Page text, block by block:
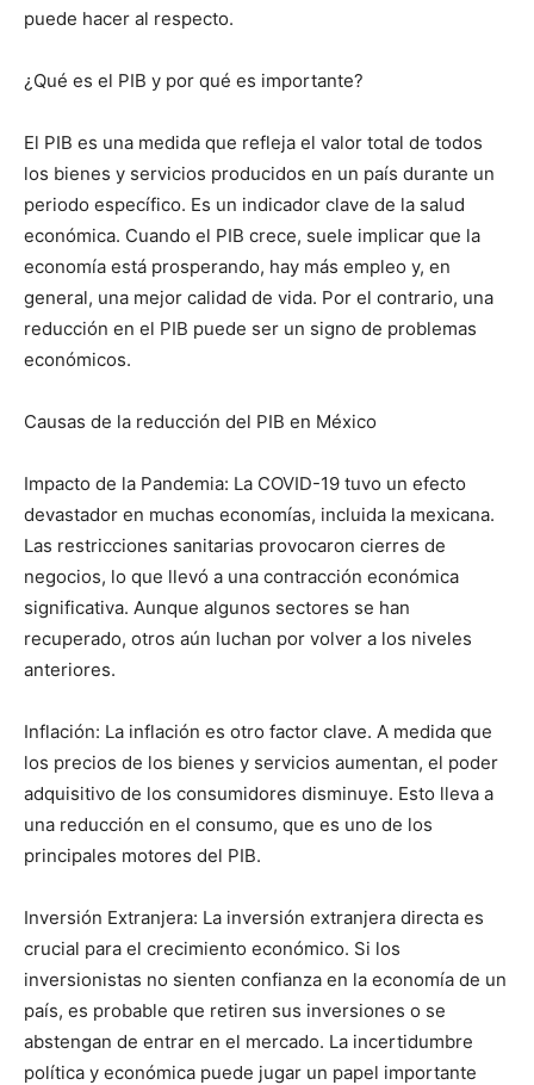
puede hacer al respecto.
¿Qué es el PIB y por qué es importante?
El PIB es una medida que refleja el valor total de todos
los bienes y servicios producidos en un país durante un
periodo específico. Es un indicador clave de la salud
económica. Cuando el PIB crece, suele implicar que la
economía está prosperando, hay más empleo y, en
general, una mejor calidad de vida. Por el contrario, una
reducción en el PIB puede ser un signo de problemas
económicos.
Causas de la reducción del PIB en México
Impacto de la Pandemia: La COVID-19 tuvo un efecto
devastador en muchas economías, incluida la mexicana.
Las restricciones sanitarias provocaron cierres de
negocios, lo que llevó a una contracción económica
significativa. Aunque algunos sectores se han
recuperado, otros aún luchan por volver a los niveles
anteriores.
Inflación: La inflación es otro factor clave. A medida que
los precios de los bienes y servicios aumentan, el poder
adquisitivo de los consumidores disminuye. Esto lleva a
una reducción en el consumo, que es uno de los
principales motores del PIB.
Inversión Extranjera: La inversión extranjera directa es
crucial para el crecimiento económico. Si los
inversionistas no sienten confianza en la economía de un
país, es probable que retiren sus inversiones o se
abstengan de entrar en el mercado. La incertidumbre
política y económica puede jugar un papel importante